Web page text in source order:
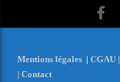
Mentions légales | CGAU |
| Contact